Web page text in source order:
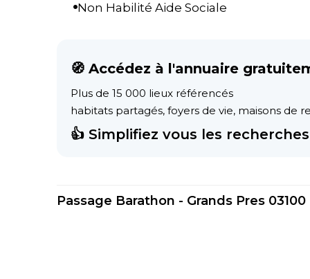
Non Habilité Aide Sociale
🧭 Accédez à l'annuaire
Plus de 15 000 lieux référencés
habitats partagés, foyers de vie, maisons de
👍 Simplifiez vous les
Passage Barathon - Grands Pres